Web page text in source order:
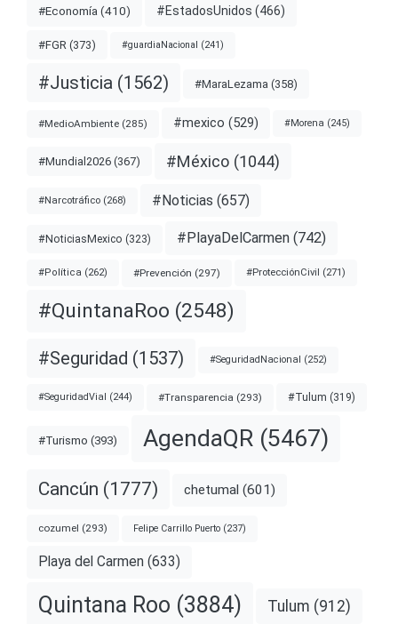
#Economía (410) #EstadosUnidos (466)
#FGR (373) #guardiaNacional (241)
#Justicia (1562) #MaraLezama (358)
#MedioAmbiente (285) #mexico (529) #Morena (245)
#Mundial2026 (367) #México (1044)
#Narcotráfico (268) #Noticias (657)
#NoticiasMexico (323) #PlayaDelCarmen (742)
#Política (262) #Prevención (297) #ProtecciónCivil (271)
#QuintanaRoo (2548)
#Seguridad (1537) #SeguridadNacional (252)
#SeguridadVial (244) #Transparencia (293) #Tulum (319)
#Turismo (393) AgendaQR (5467)
Cancún (1777) chetumal (601)
cozumel (293) Felipe Carrillo Puerto (237)
Playa del Carmen (633)
Quintana Roo (3884) Tulum (912)